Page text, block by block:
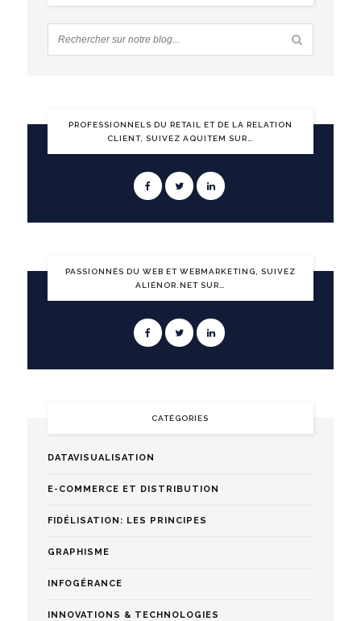
PROFESSIONNELS DU RETAIL ET DE LA RELATION
CLIENT, SUIVEZ AQUITEM SUR…
PASSIONNÉS DU WEB ET WEBMARKETING, SUIVEZ
ALIÉNOR.NET SUR…
CATÉGORIES
DATAVISUALISATION
E-COMMERCE ET DISTRIBUTION
FIDÉLISATION: LES PRINCIPES
GRAPHISME
INFOGÉRANCE
INNOVATIONS & TECHNOLOGIES